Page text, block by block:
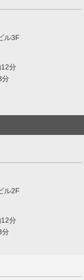
ル3F
分
分
ル2F
分
分